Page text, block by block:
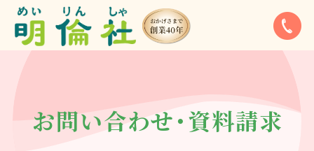
お問い合わせ｜【公
市でのやさしいお葬
式、家族葬は《明倫
お問い合わせ・資料請求